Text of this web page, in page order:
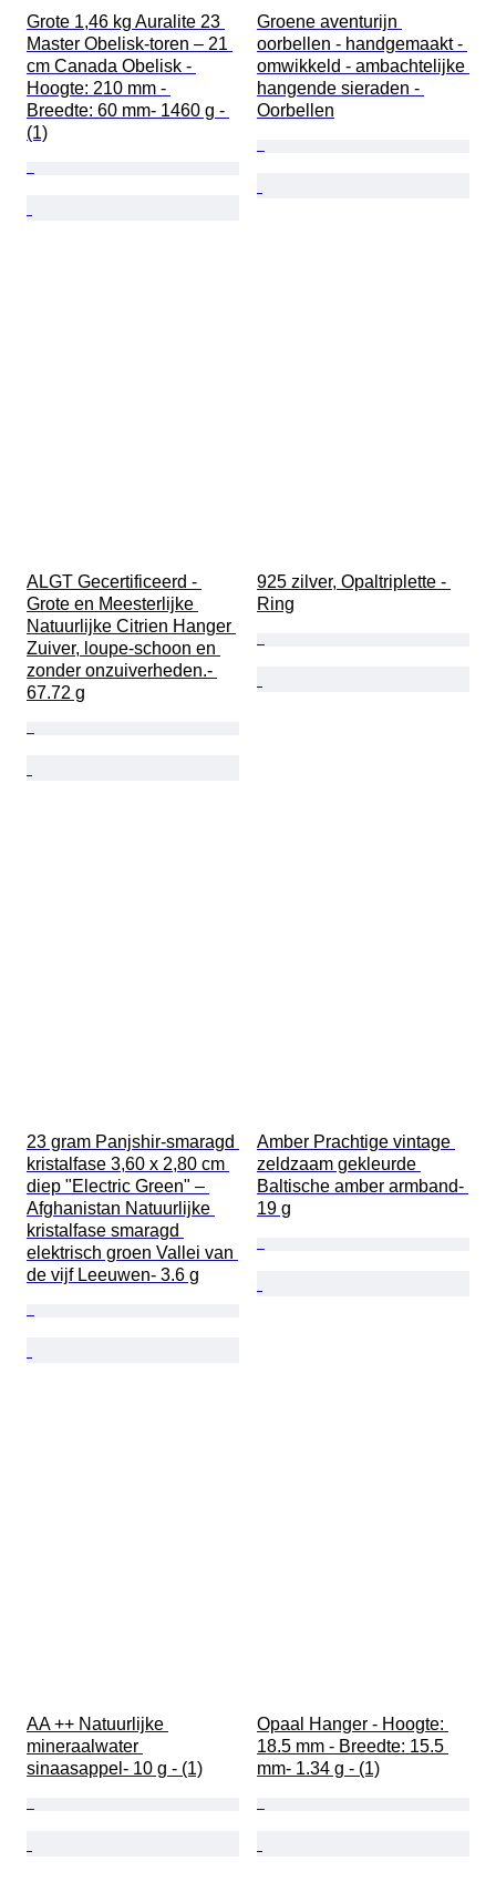
Grote 1,46 kg Auralite 23
Master Obelisk-toren – 21
cm Canada Obelisk -
Hoogte: 210 mm -
Breedte: 60 mm- 1460 g -
(1)
Groene aventurijn
oorbellen - handgemaakt -
omwikkeld - ambachtelijke
hangende sieraden -
Oorbellen
ALGT Gecertificeerd -
Grote en Meesterlijke
Natuurlijke Citrien Hanger
Zuiver, loupe-schoon en
zonder onzuiverheden.-
67.72 g
925 zilver, Opaltriplette -
Ring
23 gram Panjshir-smaragd
kristalfase 3,60 x 2,80 cm
diep "Electric Green" –
Afghanistan Natuurlijke
kristalfase smaragd
elektrisch groen Vallei van
de vijf Leeuwen- 3.6 g
Amber Prachtige vintage
zeldzaam gekleurde
Baltische amber armband-
19 g
AA ++ Natuurlijke
mineraalwater
sinaasappel- 10 g - (1)
Opaal Hanger - Hoogte:
18.5 mm - Breedte: 15.5
mm- 1.34 g - (1)